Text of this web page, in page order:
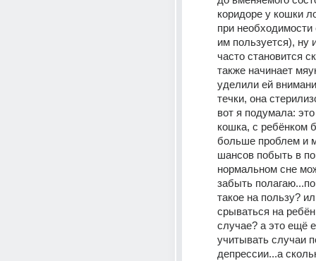
коридоре у кошки
при необходимости
им пользуется), ну
часто становится
также начинает
уделили ей
течки, она
вот я подумала:
кошка, с ребёнком
больше проблем и
шансов побыть в
нормальном сне
забыть
такое на пользу?
срываться на
случае? а это ещё
учитывать случаи
депрессии...а